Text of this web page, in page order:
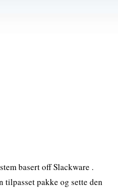
basert off Slackware .
tilpasset pakke og sette den